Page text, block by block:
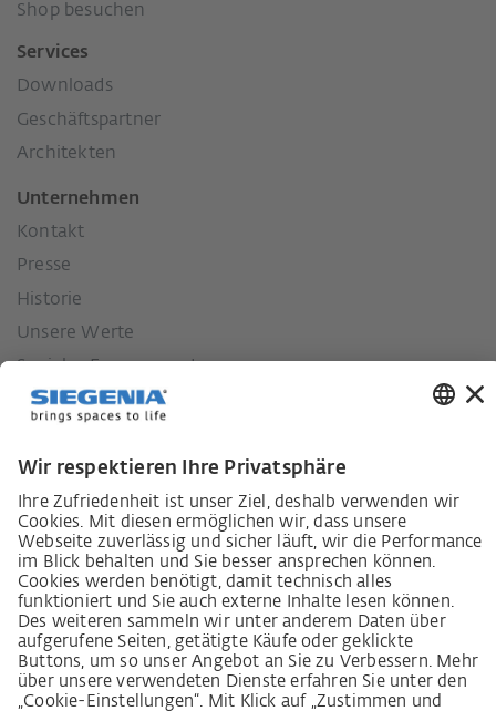
Shop besuchen
Services
Downloads
Geschäftspartner
Architekten
Unternehmen
Kontakt
Presse
Historie
Unsere Werte
Soziales Engagement
Karriere
Lieferkettensorgfaltspflichtengesetz
Lieferantenkodex
LkSG-Merkblatt für Lieferanten
Grundsatzerklärung Menschenrechtsstrategie